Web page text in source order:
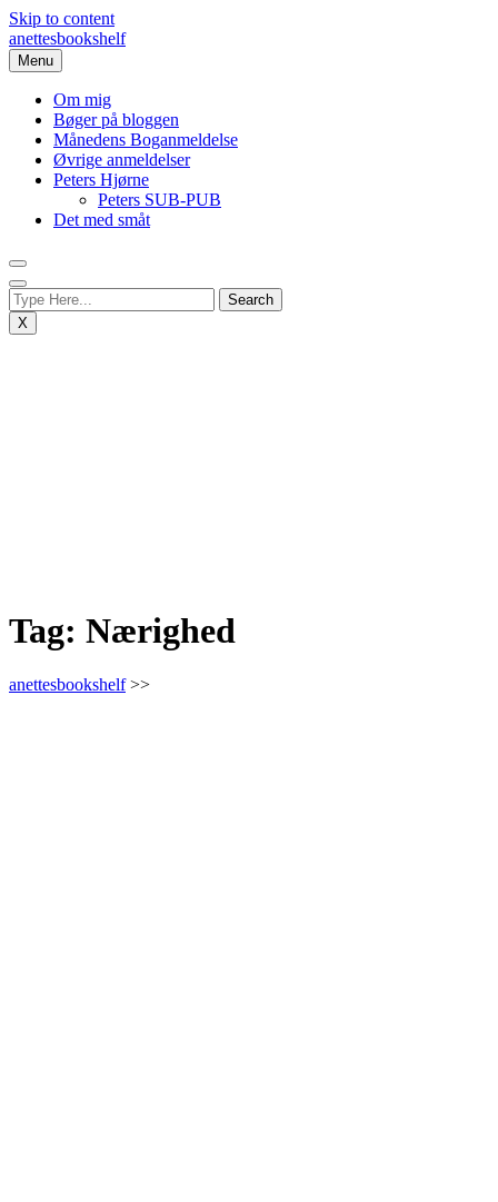
Skip to content
anettesbookshelf
Menu
Om mig
Bøger på bloggen
Månedens Boganmeldelse
Øvrige anmeldelser
Peters Hjørne
Peters SUB-PUB
Det med småt
X
Tag: Nærighed
anettesbookshelf>>